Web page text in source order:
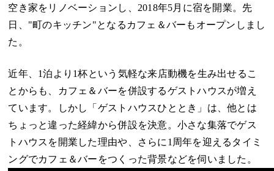
空き家をリノベーションし、2018年5月に宿を開業。先
日、"町のキッチン"となるカフェ＆バーもオープンしまし
た。
近年、1泊より1杯という気軽な来店動機を生み出せるこ
とからも、カフェ＆バーを併設するゲストハウスが増え
ています。しかし「ゲストハウスひととき」は、他とは
ちょっと違った経緯から併設を決意。小さな集落でゲス
トハウスを開業した理由や、さらに1周年を迎えるタイミ
ングでカフェ＆バーをつくった背景などを伺いました。